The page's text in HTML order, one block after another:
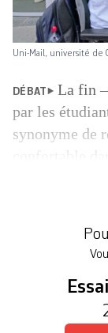
Uni-Mail, université de
DÉBAT
La fin
par les
synonyme de
académique